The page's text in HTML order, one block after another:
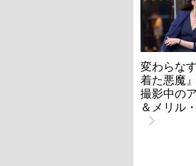
変わらな
着た悪魔
撮影中の
＆メリル